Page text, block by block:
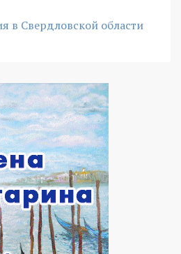
в Свердловской области